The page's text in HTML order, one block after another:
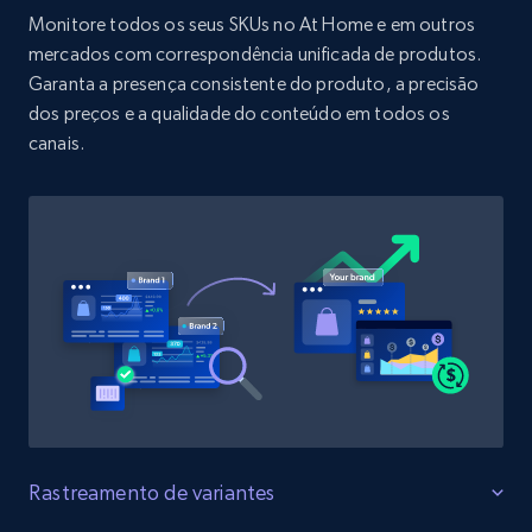
URL, Product id, Title, Product description,
and more.
Target - Discover products by specified
UPC
URL, Product id, Title, Product description,
Rating, Reviews count, Initial price, Discount,
and more.
Monitore todos os seus SKUs no At Home e em outros
mercados com correspondência unificada de produtos.
Garanta a presença consistente do produto, a precisão
dos preços e a qualidade do conteúdo em todos os
canais.
Rastreamento de variantes